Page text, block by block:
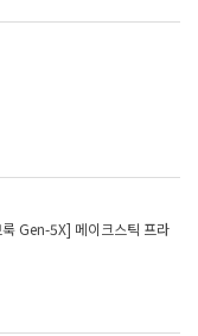
Gen-5X] 메이크스틱 프라